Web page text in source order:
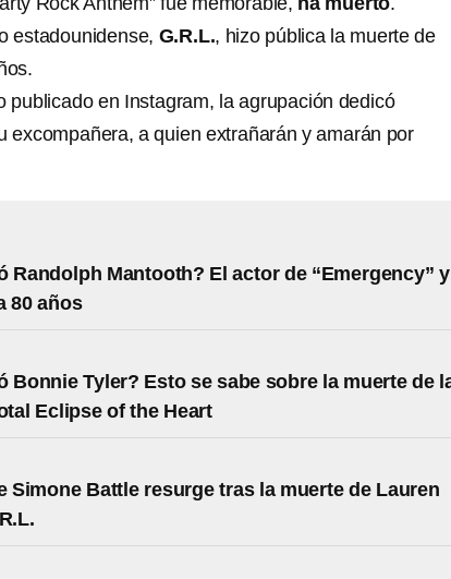
estadounidense, G.R.L., hizo pública la muerte de
publicado en Instagram, la agrupación dedicó
excompañera, a quien extrañarán y amarán por
Randolph Mantooth? El actor de “Emergency” y
80 años
Bonnie Tyler? Esto se sabe sobre la muerte de
Eclipse of the Heart
Simone Battle resurge tras la muerte de Lauren